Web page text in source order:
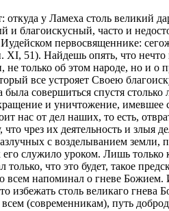
откуда у Ламеха столь великий
благоискусный, часто и
первосвященнике:
XI, 51). Найдешь опять, что
не только об этом народе, но и
все устрояет Своею
совершиться спустя
и уничтожение,
нас от дел наших, то есть,
чрез их деятельность и злыя
с возделыванием
его служило уроком. Лишь
только, что это будет, такое
всем напоминал о гневе
избежать столь великаго
(современникам), путь